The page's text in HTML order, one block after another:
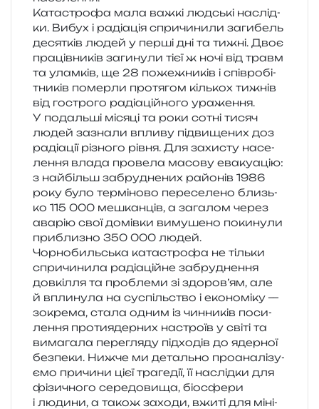
Катастрофа мала важкі люд­ські наслід­
ки. Вибух і раді­а­ція спри­чи­ни­ли заги­бель
деся­тків людей у перші дні та тижні. Двоє
пра­ців­ни­ків заги­ну­ли тієї ж ночі від травм
та улам­ків, ще 28 поже­жни­ків і спів­ро­бі­
тни­ків помер­ли про­тя­гом кіль­кох тижнів
від гостро­го раді­а­цій­но­го ура­же­н­ня.
У подаль­ші міся­ці та роки сотні тисяч
людей зазна­ли впли­ву під­ви­ще­них доз
раді­а­ції різно­го рівня. Для захи­сту насе­
ле­н­ня влада про­ве­ла масо­ву ева­ку­а­цію:
з най­більш забру­дне­них райо­нів 1986
року було тер­мі­но­во пере­се­ле­но близь­
ко 115 000 мешкан­ців, а зага­лом через
ава­рію свої домів­ки виму­ше­но поки­ну­ли
при­бли­зно 350 000 людей.
Чорнобильська ката­стро­фа не тіль­ки
спри­чи­ни­ла раді­а­цій­не забру­дне­н­ня
дов­кі­л­ля та про­бле­ми зі здоров’ям, але
й впли­ну­ла на суспіль­ство і еко­но­мі­ку —
зокре­ма, стала одним із чин­ни­ків поси­
ле­н­ня про­ти­ядер­них настро­їв у світі та
вима­га­ла пере­гля­ду під­хо­дів до ядер­ної
без­пе­ки. Нижче ми деталь­но про­ана­лі­зу­
є­мо при­чи­ни цієї тра­ге­дії, її наслід­ки для
фізи­чно­го сере­до­ви­ща, біо­сфе­ри
і люди­ни, а також захо­ди, вжиті для міні­